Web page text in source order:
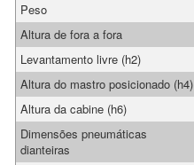
Peso
Altura de fora a fora
Levantamento livre (h2)
Altura do mastro posicionado (h4)
Altura da cabine (h6)
Dimensões pneumáticas
dianteiras